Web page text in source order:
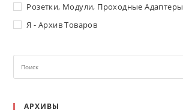
Розетки, Модули, Проходные Адаптеры
Я - Архив Товаров
АРХИВЫ